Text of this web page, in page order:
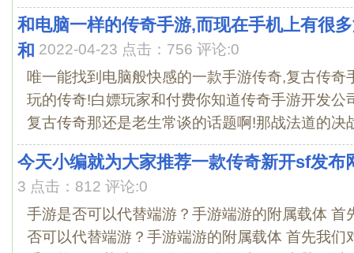
和电脑一样的传奇手游,而现在手机上有很
和 2022-04-23 点击：756 评论:0
唯一能找到电脑般快感的一款手游传奇,复古传奇
玩的传奇!白嫖玩家和付费你知道传奇手游开发公
复古传奇那还是老生常谈的话题啊!那战法道的决
今天小编就为大家推荐一款传奇新开sf发布
3 点击：812 评论:0
手游是否可以代替端游？手游端游的附属载体 首
否可以代替端游？手游端游的附属载体 首先我们